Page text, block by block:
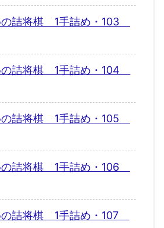
の詰将棋 1手詰め・103
の詰将棋 1手詰め・104
の詰将棋 1手詰め・105
の詰将棋 1手詰め・106
の詰将棋 1手詰め・107